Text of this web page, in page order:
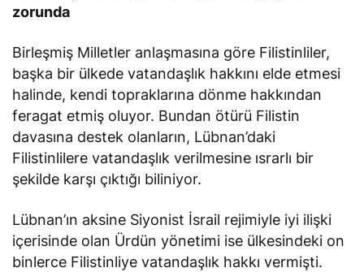
zorunda
Birleşmiş Milletler anlaşmasına göre Filistinliler,
başka bir ülkede vatandaşlık hakkını elde etmesi
halinde, kendi topraklarına dönme hakkından
feragat etmiş oluyor. Bundan ötürü Filistin
davasına destek olanların, Lübnan’daki
Filistinlilere vatandaşlık verilmesine ısrarlı bir
şekilde karşı çıktığı biliniyor.
Lübnan’ın aksine Siyonist İsrail rejimiyle iyi ilişki
içerisinde olan Ürdün yönetimi ise ülkesindeki on
binlerce Filistinliye vatandaşlık hakkı vermişti.